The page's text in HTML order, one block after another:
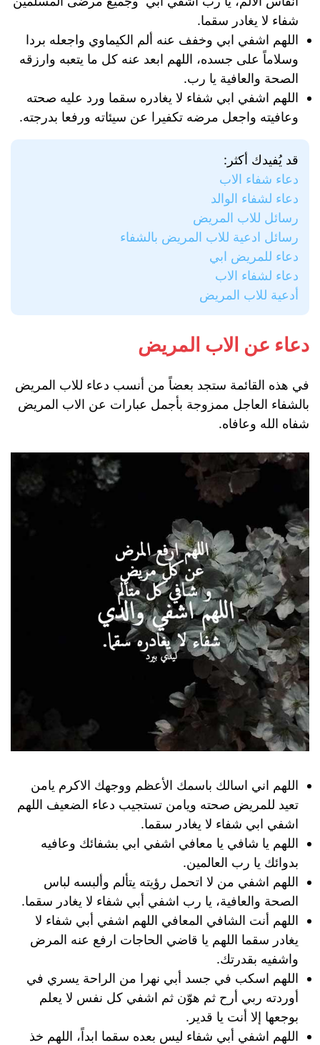
شفاء لا يغادر سقما.
اللهم اشفي ابي وخفف عنه ألم الكيماوي واجعله بردا
وسلاماً على جسده، اللهم ابعد عنه كل ما يتعبه وارزقه
الصحة والعافية يا رب.
اللهم اشفي ابي شفاء لا يغادره سقما ورد عليه صحته
وعافيته واجعل مرضه تكفيرا عن سيئاته ورفعا بدرجته.
قد يُفيدك أكثر:
دعاء شفاء الاب
دعاء لشفاء الوالد
رسائل للاب المريض
رسائل ادعية للاب المريض بالشفاء
دعاء للمريض ابي
دعاء لشفاء الاب
أدعية للاب المريض
دعاء عن الاب المريض
في هذه القائمة ستجد بعضاً من أنسب دعاء للاب المريض
بالشفاء العاجل ممزوجة بأجمل عبارات عن الاب المريض
شفاه الله وعافاه.
اللهم اني اسالك باسمك الأعظم ووجهك الاكرم يامن
تعيد للمريض صحته ويامن تستجيب دعاء الضعيف اللهم
اشفي ابي شفاء لا يغادر سقما.
اللهم يا شافي يا معافي اشفي ابي بشفائك وعافيه
بدوائك يا رب العالمين.
اللهم اشفي من لا اتحمل رؤيته يتألم وألبسه لباس
الصحة والعافية، يا رب اشفي أبي شفاء لا يغادر سقما.
اللهم أنت الشافي المعافي اللهم اشفي أبي شفاء لا
يغادر سقما اللهم يا قاضي الحاجات ارفع عنه المرض
واشفيه بقدرتك.
اللهم اسكب في جسد أبي نهرا من الراحة يسري في
أوردته ربي أرح ثم هوّن ثم اشفي كل نفس لا يعلم
بوجعها إلا أنت يا قدير.
اللهم اشفي أبي شفاء ليس بعده سقما ابداً، اللهم خذ